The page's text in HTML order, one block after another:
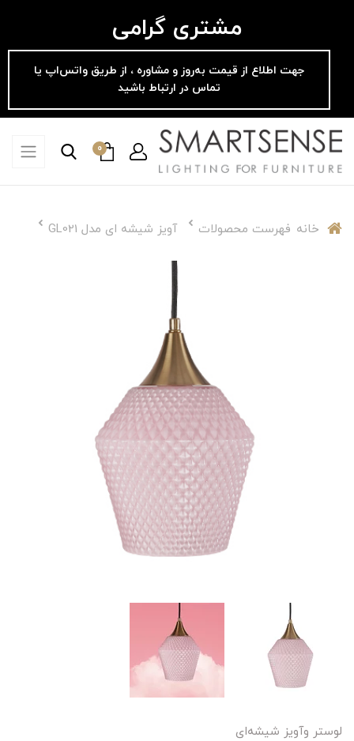
مشتری گرامی
جهت اطلاع از قیمت به‌روز و مشاوره ، از طریق واتس‌اپ یا
تماس در ارتباط باشید
0
خانه فهرست محصولات آویز شیشه ای مدل GL021
لوستر وآویز شیشه‌ای